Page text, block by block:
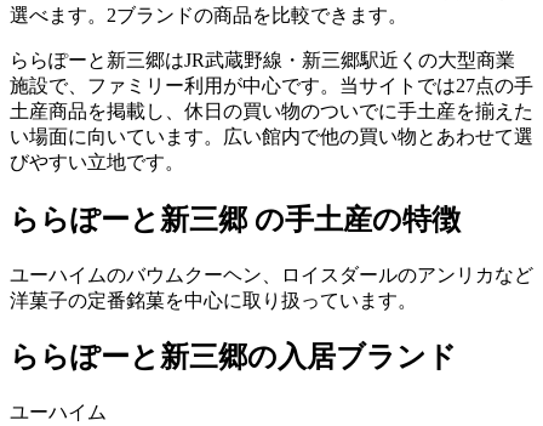
選べます。2ブランドの商品を比較できます。
ららぽーと新三郷はJR武蔵野線・新三郷駅近くの大型商業
施設で、ファミリー利用が中心です。当サイトでは27点の手
土産商品を掲載し、休日の買い物のついでに手土産を揃えた
い場面に向いています。広い館内で他の買い物とあわせて選
びやすい立地です。
ららぽーと新三郷 の手土産の特徴
ユーハイムのバウムクーヘン、ロイスダールのアンリカなど
洋菓子の定番銘菓を中心に取り扱っています。
ららぽーと新三郷の入居ブランド
ユーハイム